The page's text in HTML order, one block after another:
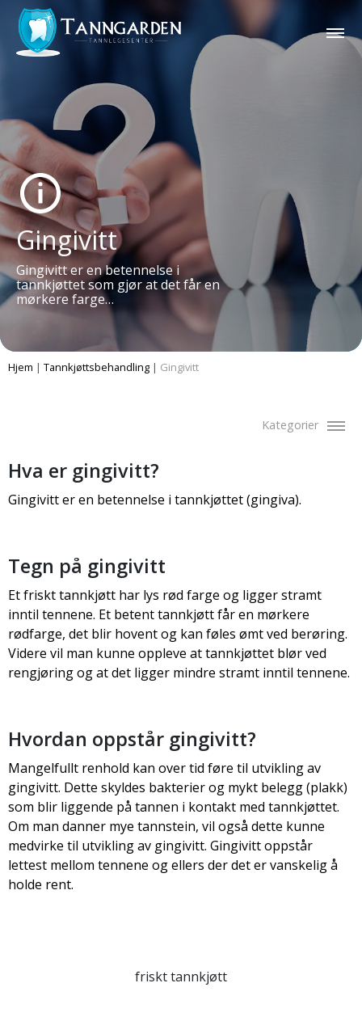
Gingivitt
Gingivitt er en betennelse i
tannkjøttet som gjør at det får en
mørkere farge…
Hjem | Tannkjøttsbehandling | Gingivitt
Kategorier
Hva er gingivitt?
Gingivitt er en betennelse i tannkjøttet (gingiva).
Tegn på gingivitt
Et friskt tannkjøtt har lys rød farge og ligger stramt
inntil tennene. Et betent tannkjøtt får en mørkere
rødfarge, det blir hovent og kan føles ømt ved berøring.
Videre vil man kunne oppleve at tannkjøttet blør ved
rengjøring og at det ligger mindre stramt inntil tennene.
Hvordan oppstår gingivitt?
Mangelfullt renhold kan over tid føre til utvikling av
gingivitt. Dette skyldes bakterier og mykt belegg (plakk)
som blir liggende på tannen i kontakt med tannkjøttet.
Om man danner mye tannstein, vil også dette kunne
medvirke til utvikling av gingivitt. Gingivitt oppstår
lettest mellom tennene og ellers der det er van­skelig å
holde rent.
friskt tannkjøtt